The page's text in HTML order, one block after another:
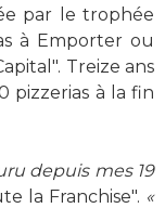
par le trophée
à Emporter ou
Treize ans
pizzerias à la fin
depuis mes 19
la Franchise". «